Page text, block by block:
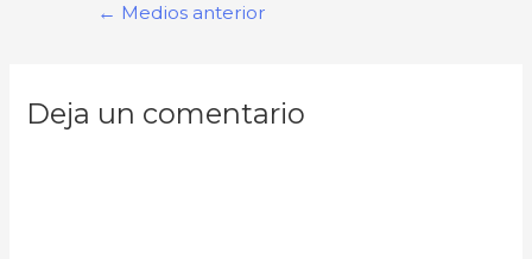
← Medios anterior
Deja un comentario